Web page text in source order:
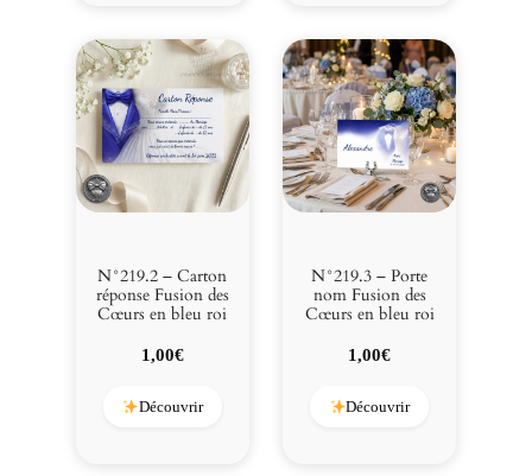
N°219.2 – Carton
réponse Fusion des
Cœurs en bleu roi
1,00€
Découvrir
N°219.3 – Porte
nom Fusion des
Cœurs en bleu roi
1,00€
Découvrir